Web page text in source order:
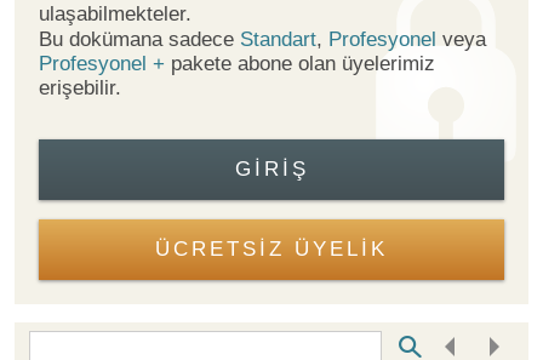
ulaşabilmekteler.
Bu dokümana sadece Standart, Profesyonel veya
Profesyonel + pakete abone olan üyelerimiz
erişebilir.
GIRIŞ
ÜCRETSİZ ÜYELİK